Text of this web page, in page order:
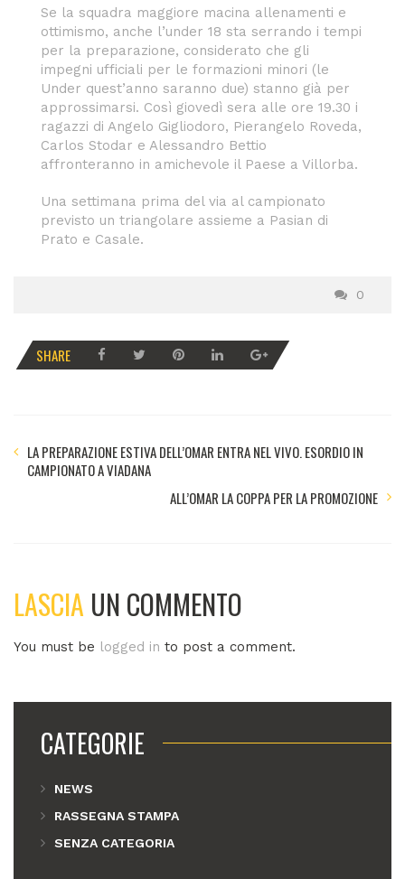
Se la squadra maggiore macina allenamenti e
ottimismo, anche l’under 18 sta serrando i tempi
per la preparazione, considerato che gli
impegni ufficiali per le formazioni minori (le
Under quest’anno saranno due) stanno già per
approssimarsi. Così giovedì sera alle ore 19.30 i
ragazzi di Angelo Gigliodoro, Pierangelo Roveda,
Carlos Stodar e Alessandro Bettio
affronteranno in amichevole il Paese a Villorba.
Una settimana prima del via al campionato
previsto un triangolare assieme a Pasian di
Prato e Casale.
0
SHARE
LA PREPARAZIONE ESTIVA DELL’OMAR ENTRA NEL VIVO. ESORDIO IN
CAMPIONATO A VIADANA
ALL’OMAR LA COPPA PER LA PROMOZIONE
LASCIA UN COMMENTO
You must be logged in to post a comment.
CATEGORIE
NEWS
RASSEGNA STAMPA
SENZA CATEGORIA